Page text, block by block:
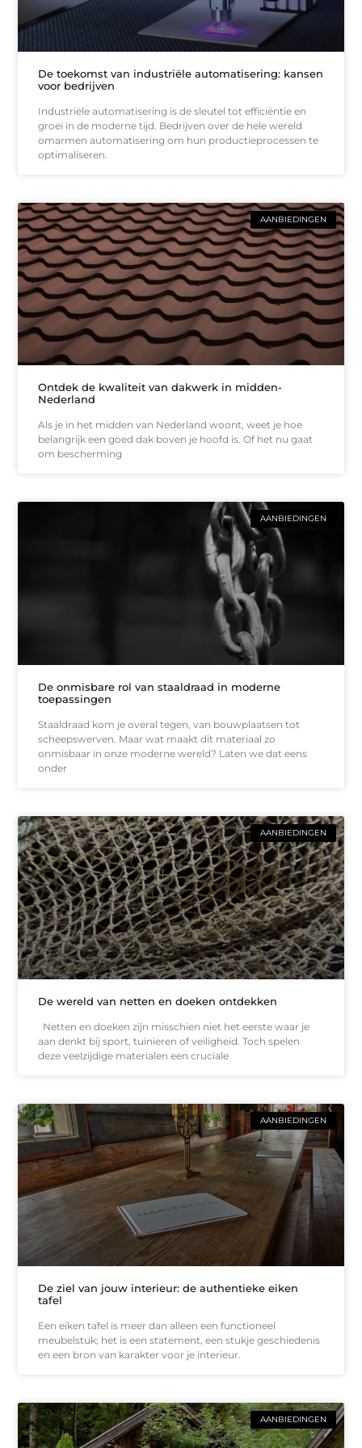
De toekomst van industriële automatisering: kansen
voor bedrijven
Industriële automatisering is de sleutel tot efficiëntie en
groei in de moderne tijd. Bedrijven over de hele wereld
omarmen automatisering om hun productieprocessen te
optimaliseren.
AANBIEDINGEN
Ontdek de kwaliteit van dakwerk in midden-
Nederland
Als je in het midden van Nederland woont, weet je hoe
belangrijk een goed dak boven je hoofd is. Of het nu gaat
om bescherming
AANBIEDINGEN
De onmisbare rol van staaldraad in moderne
toepassingen
Staaldraad kom je overal tegen, van bouwplaatsen tot
scheepswerven. Maar wat maakt dit materiaal zo
onmisbaar in onze moderne wereld? Laten we dat eens
onder
AANBIEDINGEN
De wereld van netten en doeken ontdekken
Netten en doeken zijn misschien niet het eerste waar je
aan denkt bij sport, tuinieren of veiligheid. Toch spelen
deze veelzijdige materialen een cruciale
AANBIEDINGEN
De ziel van jouw interieur: de authentieke eiken
tafel
Een eiken tafel is meer dan alleen een functioneel
meubelstuk; het is een statement, een stukje geschiedenis
en een bron van karakter voor je interieur.
AANBIEDINGEN